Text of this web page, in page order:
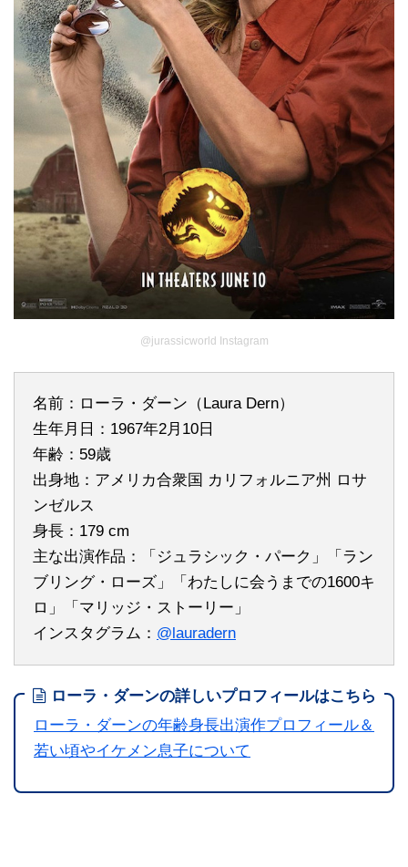
@jurassicworld Instagram
名前：ローラ・ダーン（Laura Dern）
生年月日：1967年2月10日
年齢：59歳
出身地：アメリカ合衆国 カリフォルニア州 ロサ
ンゼルス
身長：179 cm
主な出演作品：「ジュラシック・パーク」「ラン
ブリング・ローズ」「わたしに会うまでの1600キ
ロ」「マリッジ・ストーリー」
インスタグラム： @lauradern
ローラ・ダーンの詳しいプロフィールはこちら
ローラ・ダーンの年齢身長出演作プロフィール＆
若い頃やイケメン息子について